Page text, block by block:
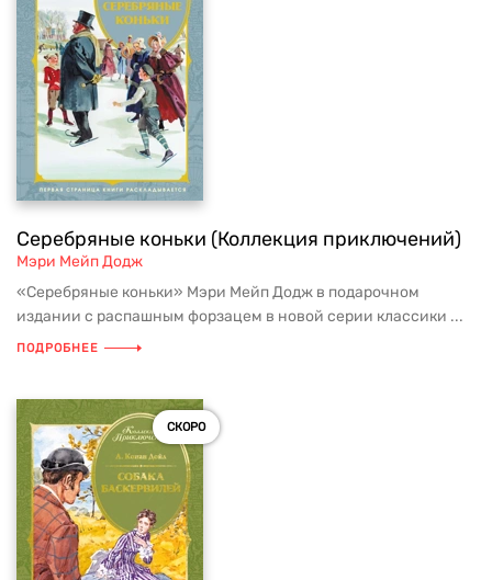
Серебряные коньки (Коллекция приключений)
Мэри Мейп Додж
«Серебряные коньки» Мэри Мейп Додж в подарочном
издании с распашным форзацем в новой серии классики ...
ПОДРОБНЕЕ
СКОРО